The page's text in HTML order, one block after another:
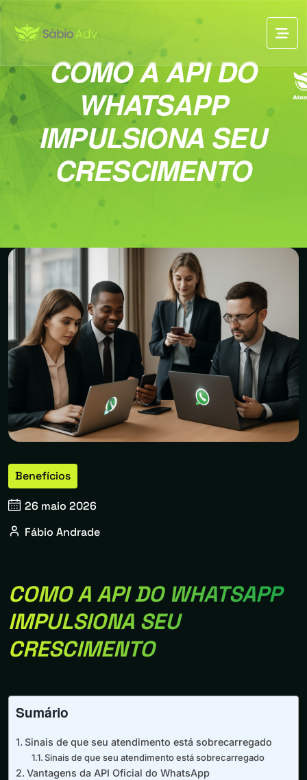
COMO A API DO
WHATSAPP
IMPULSIONA SEU
CRESCIMENTO
Benefícios
26 maio 2026
Fábio Andrade
COMO A API DO WHATSAPP
IMPULSIONA SEU
CRESCIMENTO
Sumário
Sinais de que seu atendimento está sobrecarregado
Sinais de que seu atendimento está sobrecarregado
Vantagens da API Oficial do WhatsApp